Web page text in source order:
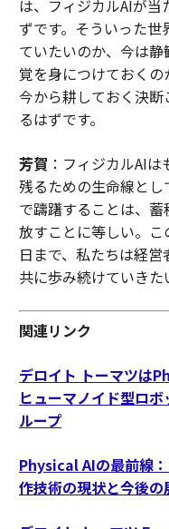
は、フィジカルAIが
ずです。そういった
ていたいのか、今は
覚を身につけておく
今から耕しておく決
るはずです。
芳賀 ：フィジカルAI
残るための生命線と
で躊躇することは、
放すことに等しい。
日まで、私たちは経
共に歩み続けていきた
関連リンク
デロイト トーマツは
ヒューマノイド型ロ
ループ
Physical AIの最前線
作技術の現状と今後